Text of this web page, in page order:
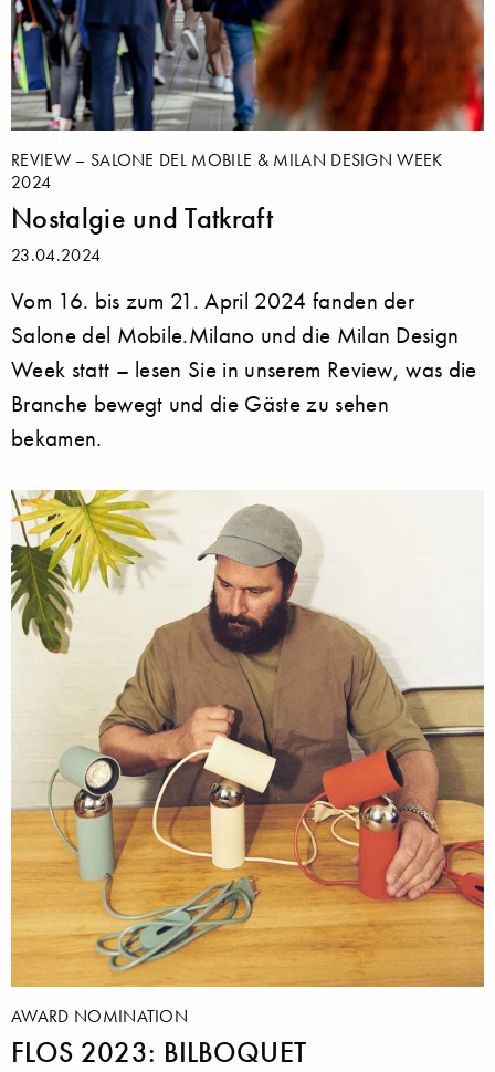
REVIEW – SALONE DEL MOBILE & MILAN DESIGN WEEK
2024
Nostalgie und Tatkraft
23.04.2024
Vom 16. bis zum 21. April 2024 fanden der
Salone del Mobile.Milano und die Milan Design
Week statt – lesen Sie in unserem Review, was die
Branche bewegt und die Gäste zu sehen
bekamen.
AWARD NOMINATION
FLOS 2023: BILBOQUET